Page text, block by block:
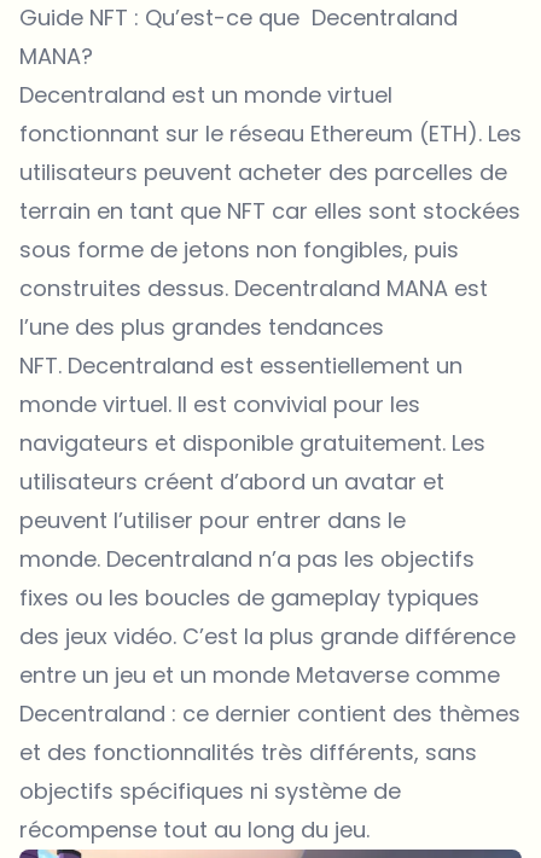
Guide NFT : Qu’est-ce que Decentraland
MANA?
Decentraland est un monde virtuel
fonctionnant sur le réseau Ethereum (ETH). Les
utilisateurs peuvent acheter des parcelles de
terrain en tant que NFT car elles sont stockées
sous forme de jetons non fongibles, puis
construites dessus. Decentraland MANA est
l’une des plus grandes tendances
NFT. Decentraland est essentiellement un
monde virtuel. Il est convivial pour les
navigateurs et disponible gratuitement. Les
utilisateurs créent d’abord un avatar et
peuvent l’utiliser pour entrer dans le
monde. Decentraland n’a pas les objectifs
fixes ou les boucles de gameplay typiques
des jeux vidéo. C’est la plus grande différence
entre un jeu et un monde Metaverse comme
Decentraland : ce dernier contient des thèmes
et des fonctionnalités très différents, sans
objectifs spécifiques ni système de
récompense tout au long du jeu.